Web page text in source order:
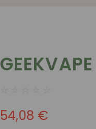
☆ ☆ ☆ ☆ ☆
54,08 €